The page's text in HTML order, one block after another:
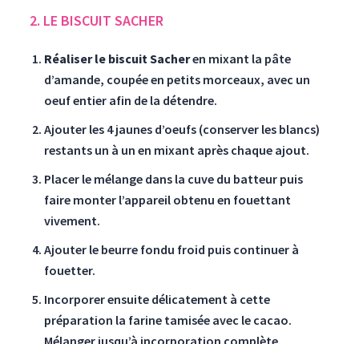
2. LE BISCUIT SACHER
Réaliser le biscuit Sacheren mixant la pâte
d’amande, coupée en petits morceaux, avec un
oeuf entier afin de la détendre.
Ajouter les 4 jaunes d’oeufs (conserver les blancs)
restants un à un en mixant après chaque ajout.
Placer le mélange dans la cuve du batteur puis
faire monter l’appareil obtenu en fouettant
vivement.
Ajouter le beurre fondu froid puis continuer à
fouetter.
Incorporer ensuite délicatement à cette
préparation la farine tamisée avec le cacao.